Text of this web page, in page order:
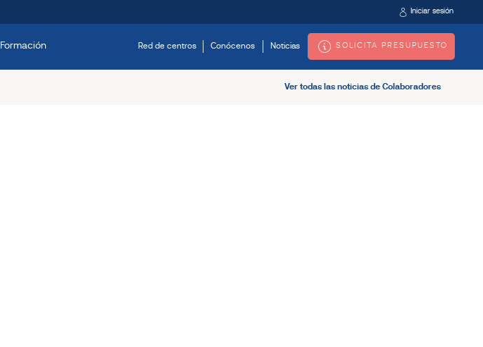
Iniciar sesión
Formación Red de centros Conócenos Noticias SOLICITA PRESUPUESTO
Ver todas las noticias de Colaboradores